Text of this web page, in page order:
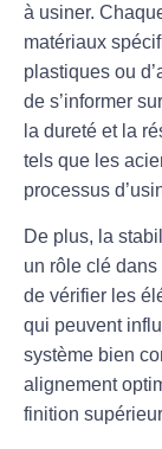
à usiner.
matériaux
plastiques ou
de s’informer
la dureté et la
tels que les
processus
De plus, la
un rôle clé
de vérifier les
qui peuvent
système bien
alignement
finition